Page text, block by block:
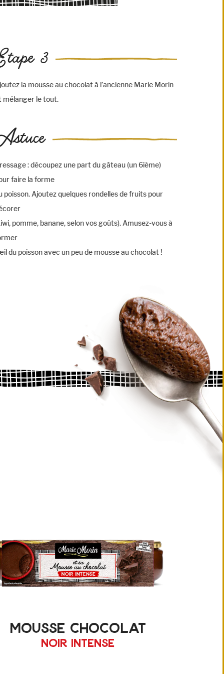
3
la mousse au chocolat à l’ancienne Marie Morin
mélanger le tout.
: découpez une part du gâteau (un 6ième)
faire la forme
poisson. Ajoutez quelques rondelles de fruits pour
pomme, banane, selon vos goûts). Amusez-vous à
du poisson avec un peu de mousse au chocolat !
mousse chocolat
noir intense